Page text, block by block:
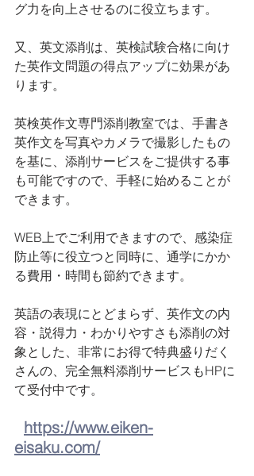
グ力を向上させるのに役立ちます。
又、英文添削は、英検試験合格に向け
た英作文問題の得点アップに効果があ
ります。
英検英作文専門添削教室では、手書き
英作文を写真やカメラで撮影したもの
を基に、添削サービスをご提供する事
も可能ですので、手軽に始めることが
できます。
WEB上でご利用できますので、感染症
防止等に役立つと同時に、通学にかか
る費用・時間も節約できます。
英語の表現にとどまらず、英作文の内
容・説得力・わかりやすさも添削の対
象とした、非常にお得で特典盛りだく
さんの、完全無料添削サービスもHPに
て受付中です。
https://www.eiken-
eisaku.com/